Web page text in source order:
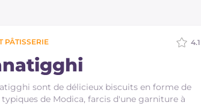
PÂTISSERIE
sont de délicieux biscuits en forme de
de Modica, farcis d'une garniture à
4.1